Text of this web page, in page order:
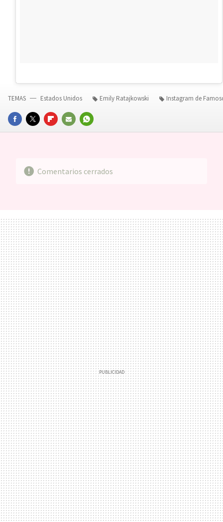
FACEBOOKTWITTERFLIPBOARD
E-
WHATSAPP
TEMAS Estados Unidos Emily Ratajkowski Instagram de
Comentarios cerrados